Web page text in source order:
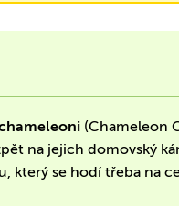
(Chameleon
na jejich domovský
který se hodí třeba na